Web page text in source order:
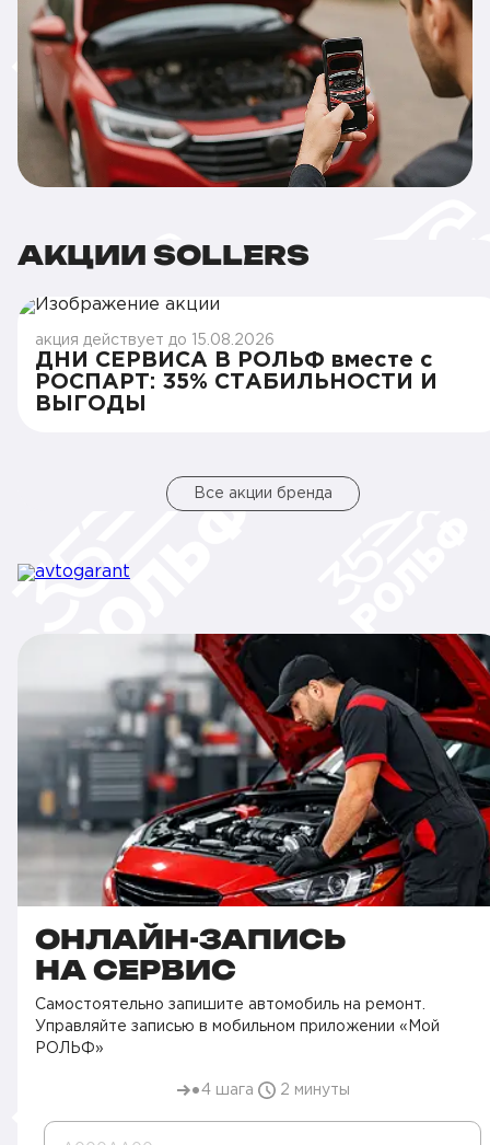
АКЦИИ SOLLERS
акция действует до 15.08.2026
ДНИ СЕРВИСА В РОЛЬФ вместе с
РОСПАРТ: 35% СТАБИЛЬНОСТИ И
ВЫГОДЫ
Все акции бренда
ОНЛАЙН-ЗАПИСЬ
НА СЕРВИС
Самостоятельно запишите автомобиль на ремонт.
Управляйте записью в мобильном приложении «Мой
РОЛЬФ»
4 шага 2 минуты